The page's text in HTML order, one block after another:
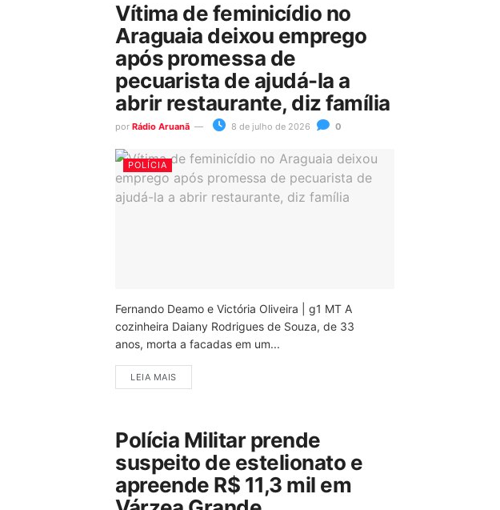
Vítima de feminicídio no
Araguaia deixou emprego
após promessa de
pecuarista de ajudá-la a
abrir restaurante, diz família
por Rádio Aruanã 8 de julho de 2026 0
POLÍCIA
Fernando Deamo e Victória Oliveira | g1 MT A
cozinheira Daiany Rodrigues de Souza, de 33
anos, morta a facadas em um...
LEIA MAIS
Polícia Militar prende
suspeito de estelionato e
apreende R$ 11,3 mil em